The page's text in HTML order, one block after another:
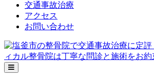
交通事故治療
アクセス
お問い合わせ
メ